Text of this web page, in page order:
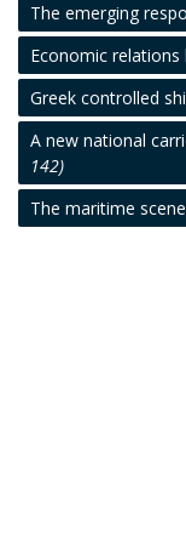
The emerging
Economic relations
Greek controlled
A new national
142)
The maritime